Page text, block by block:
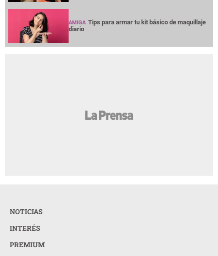
AMIGA Tips para armar tu kit básico de maquillaje
diario
NOTICIAS
INTERÉS
PREMIUM